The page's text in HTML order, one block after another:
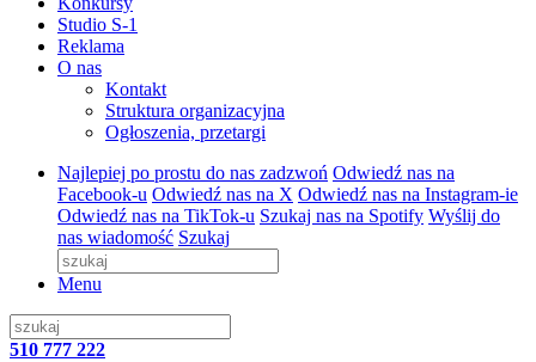
Studio S-1
Reklama
O nas
Kontakt
Struktura organizacyjna
Ogłoszenia, przetargi
Najlepiej po prostu do nas zadzwoń Odwiedź nas na
Facebook-u Odwiedź nas na X Odwiedź nas na Instagram-ie
Odwiedź nas na TikTok-u Szukaj nas na Spotify Wyślij do
nas wiadomość Szukaj
Menu
510 777 222